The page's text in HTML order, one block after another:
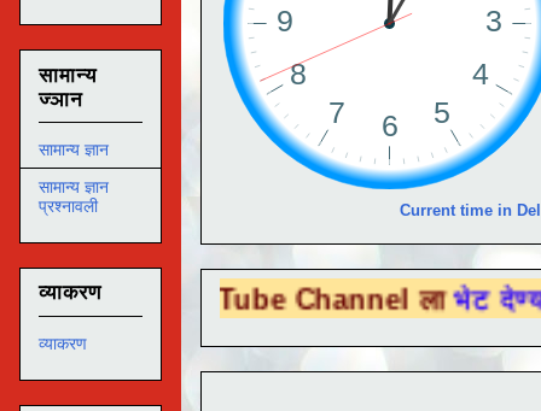
Current time in
Tube Channel लाभेट देण्यासाठी येथे
सामान्य
ज्ञान
सामान्य ज्ञान
सामान्य ज्ञान
प्रश्नावली
व्याकरण
व्याकरण